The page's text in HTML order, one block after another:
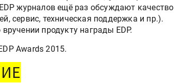
журналов ещё раз обсуждают качество
сервис, техническая поддержка и пр.).
продукту награды EDP.
Awards 2015.